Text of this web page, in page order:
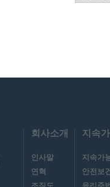
회사소개
인사말
연혁
지속
지속가
안전보